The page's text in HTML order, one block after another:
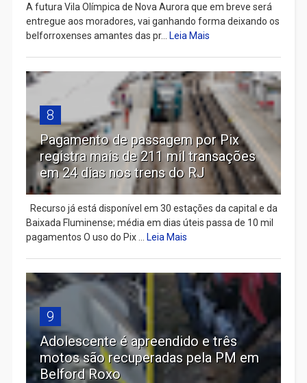
A futura Vila Olímpica de Nova Aurora que em breve será
entregue aos moradores, vai ganhando forma deixando os
belforroxenses amantes das pr... Leia Mais
8
Pagamento de passagem por Pix
registra mais de 211 mil transações
em 24 dias nos trens do RJ
Recurso já está disponível em 30 estações da capital e da
Baixada Fluminense; média em dias úteis passa de 10 mil
pagamentos O uso do Pix ... Leia Mais
9
Adolescente é apreendido e três
motos são recuperadas pela PM em
Belford Roxo